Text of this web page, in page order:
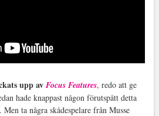
upp av Focus Features, redo att ge
hade knappast någon förutspått detta
Men ta några skådespelare från Musse